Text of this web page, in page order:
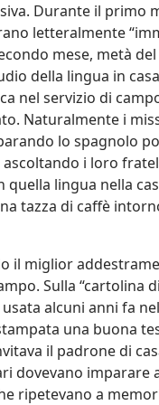
Durante il primo
letteralmente
mese, metà
della lingua in
nel servizio di
Naturalmente i
lo spagnolo
i loro
quella lingua nella
tazza di caffè
il miglior
Sulla “cartolina di
alcuni anni fa
una buona
il padrone di
dovevano imparare
ripetevano a